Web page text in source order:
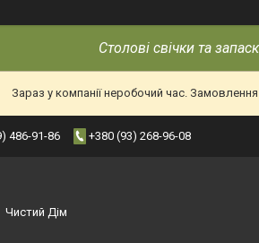
Столові свічки та
Зараз у компанії неробочий час.
486-91-86 +380 (93) 268-96-08
Чистий Дім